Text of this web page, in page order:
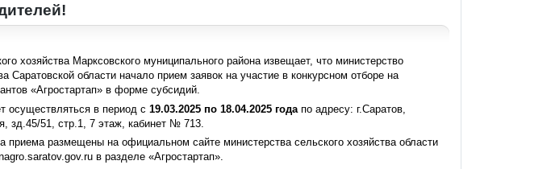
хозяйства Марксовского муниципального района извещает, что министерство
Саратовской области начало прием заявок на участие в конкурсном отборе на
«Агростартап» в форме субсидий.
осуществляться в период с 19.03.2025 по 18.04.2025 года по адресу: г.Саратов,
зд.45/51, стр.1, 7 этаж, кабинет № 713.
приема размещены на официальном сайте министерства сельского хозяйства области
в разделе «Агростартап».